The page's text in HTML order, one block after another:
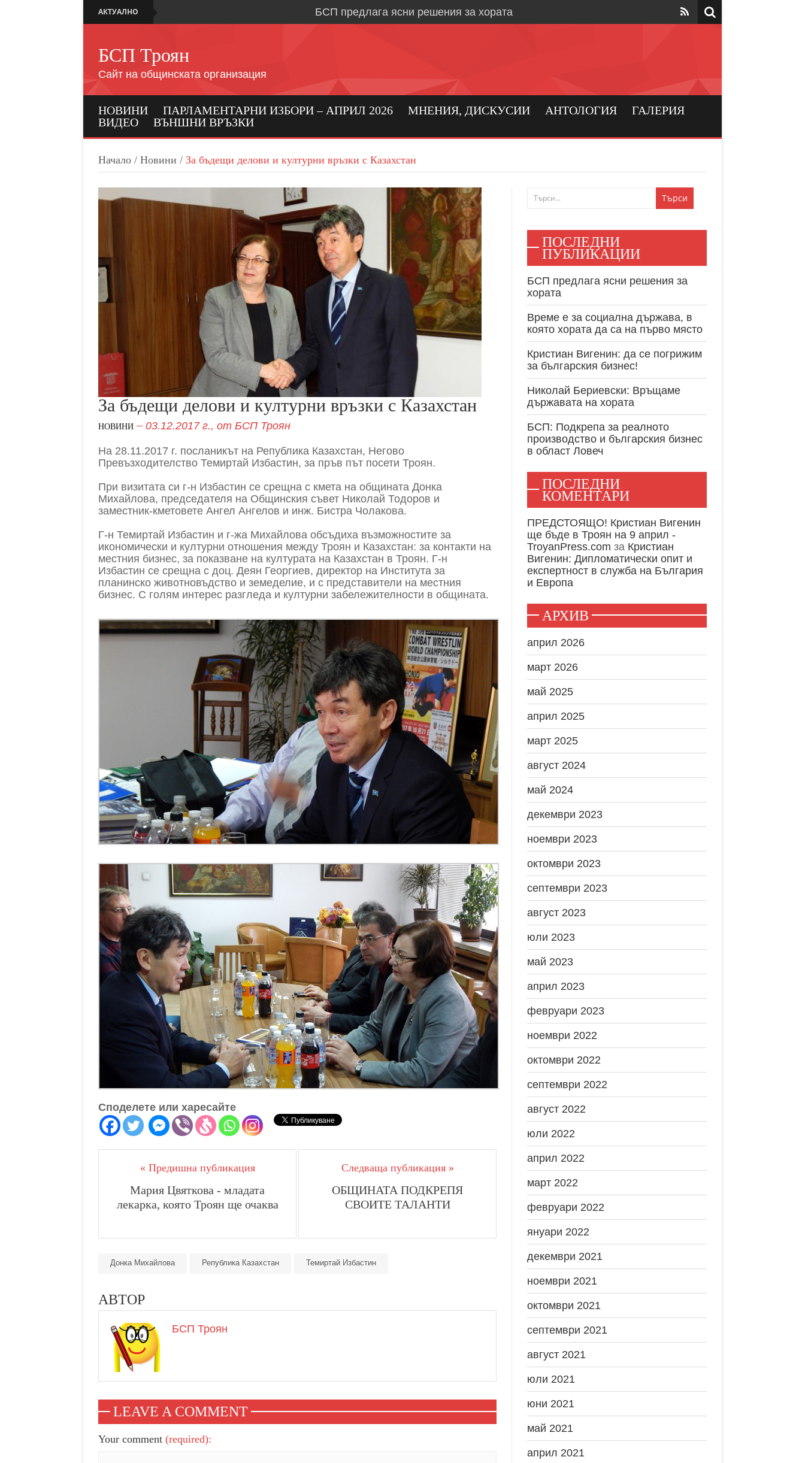
АКТУАЛНО
БСП предлага ясни решения за хората
Николай Бериевски: Връщаме държавата на хората
Кристиан Вигенин за мира и войната
Дипломацията е единственият път към траен мир
Александрово и Лешница: хората най-добре знаят
своите нужди
В Градежница: среща с три поколения леви хора
Кристиан Вигенин: Дипломатически опит и експертност в
служба на България и Европа
БСП Троян
Сайт на общинската организация
НОВИНИ ПАРЛАМЕНТАРНИ ИЗБОРИ – АПРИЛ 2026 МНЕНИЯ, ДИСКУСИИ АНТОЛОГИЯ
ГАЛЕРИЯ
ВИДЕО
ВЪНШНИ ВРЪЗКИ
Начало / Новини / За бъдещи делови и културни връзки с Казахстан
За бъдещи делови и културни връзки с Казахстан
НОВИНИ 03.12.2017 г., от БСП Троян
На 28.11.2017 г. посланикът на Република Казахстан, Негово
Превъзходителство Темиртай Избастин, за пръв път посети Троян.
При визитата си г-н Избастин се срещна с кмета на общината Донка
Михайлова, председателя на Общинския съвет Николай Тодоров и
заместник-кметовете Ангел Ангелов и инж. Бистра Чолакова.
Г-н Темиртай Избастин и г-жа Михайлова обсъдиха възможностите за
икономически и културни отношения между Троян и Казахстан: за контакти на
местния бизнес, за показване на културата на Казахстан в Троян. Г-н
Избастин се срещна с доц. Деян Георгиев, директор на Института за
планинско животновъдство и земеделие, и с представители на местния
бизнес. С голям интерес разгледа и културни забележителности в общината.
Споделете или харесайте
« Предишна публикация
Мария Цвяткова - младата
лекарка, която Троян ще очаква
Следваща публикация »
ОБЩИНАТА ПОДКРЕПЯ
СВОИТЕ ТАЛАНТИ
Донка Михайлова Република Казахстан Темиртай Избастин
АВТОР
БСП Троян
LEAVE A COMMENT
Your comment (required):
ПОСЛЕДНИ
ПУБЛИКАЦИИ
БСП предлага ясни решения за
хората
Време е за социална държава, в
която хората да са на първо място
Кристиан Вигенин: да се погрижим
за българския бизнес!
Николай Бериевски: Връщаме
държавата на хората
БСП: Подкрепа за реалното
производство и българския бизнес
в област Ловеч
ПОСЛЕДНИ
КОМЕНТАРИ
ПРЕДСТОЯЩО! Кристиан Вигенин
ще бъде в Троян на 9 април -
TroyanPress.com за Кристиан
Вигенин: Дипломатически опит и
експертност в служба на България
и Европа
АРХИВ
април 2026
март 2026
май 2025
април 2025
март 2025
август 2024
май 2024
декември 2023
ноември 2023
октомври 2023
септември 2023
август 2023
юли 2023
май 2023
април 2023
февруари 2023
ноември 2022
октомври 2022
септември 2022
август 2022
юли 2022
април 2022
март 2022
февруари 2022
януари 2022
декември 2021
ноември 2021
октомври 2021
септември 2021
август 2021
юли 2021
юни 2021
май 2021
април 2021